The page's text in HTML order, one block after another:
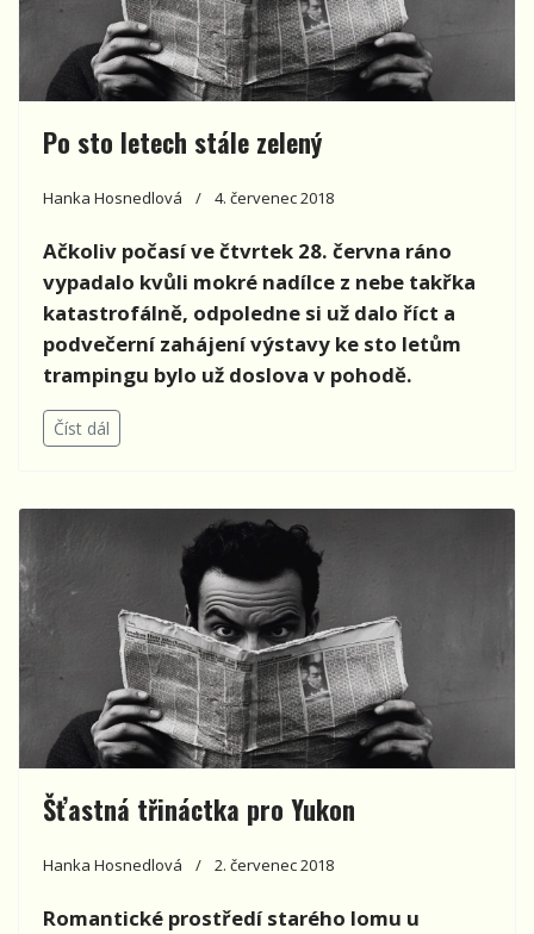
Po sto letech stále zelený
Hanka Hosnedlová 4. červenec 2018
Ačkoliv počasí ve čtvrtek 28. června ráno
vypadalo kvůli mokré nadílce z nebe takřka
katastrofálně, odpoledne si už dalo říct a
podvečerní zahájení výstavy ke sto letům
trampingu bylo už doslova v pohodě.
Číst dál
Šťastná třináctka pro Yukon
Hanka Hosnedlová 2. červenec 2018
Romantické prostředí starého lomu u